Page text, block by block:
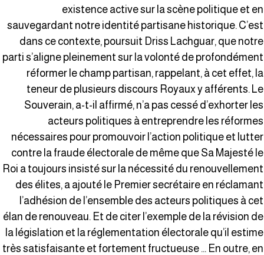
existence active sur la scène politique et
sauvegardant notre identité partisane historique.
dans ce contexte, poursuit Driss Lachguar, que
parti s’aligne pleinement sur la volonté de
réformer le champ partisan, rappelant, à cet effet,
teneur de plusieurs discours Royaux y afférents.
Souverain, a-t-il affirmé, n’a pas cessé d’exhorter
acteurs politiques à entreprendre les
nécessaires pour promouvoir l’action politique et
contre la fraude électorale de même que Sa Majesté
Roi a toujours insisté sur la nécessité du
des élites, a ajouté le Premier secrétaire en
l’adhésion de l’ensemble des acteurs politiques à
élan de renouveau. Et de citer l’exemple de la révision
la législation et la réglementation électorale qu’il
très satisfaisante et fortement fructueuse … En outre,